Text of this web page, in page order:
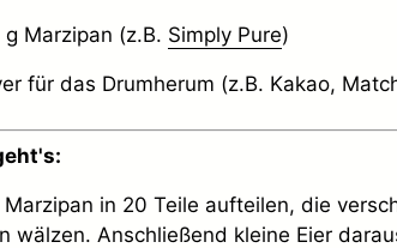
Marzipan (z.B. Simply Pure)
für das Drumherum (z.B. Kakao,
Marzipan in 20 Teile aufteilen, die
wälzen. Anschließend kleine Eier